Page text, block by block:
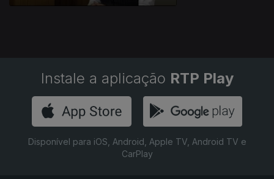
Instale a aplicação RTP Play
Disponível para iOS, Android, Apple TV, Android TV e
CarPlay